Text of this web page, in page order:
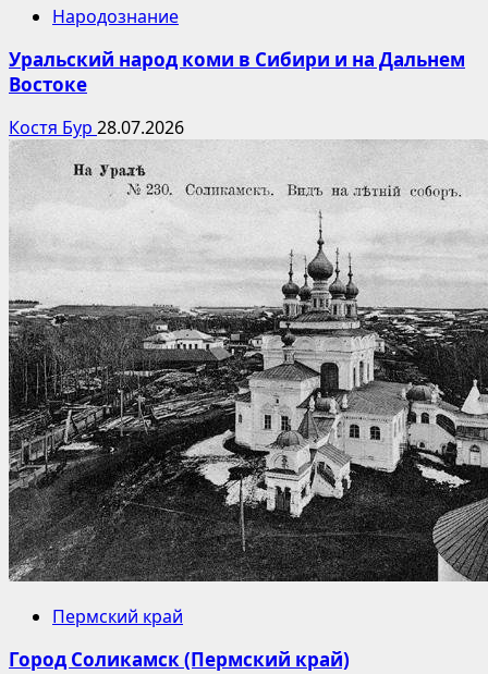
Народознание
Уральский народ коми в Сибири и на Дальнем
Востоке
Костя Бур 28.07.2026
Пермский край
Город Соликамск (Пермский край)